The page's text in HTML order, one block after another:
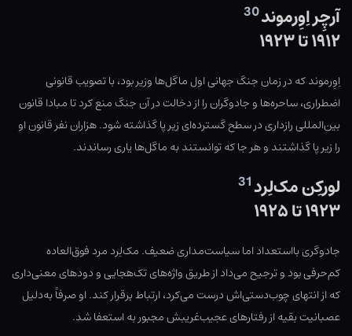
آرچِر اِوِرموند30
۱۹۱۲ تا ۱۹۲۳
اِوِرموند که در زمان جنگ جهانی اول ماگل‌ها وزیر بود، با تصویب قانونی
اضطراری، ساحره‌ها و جادوگران را از دخالت در آن جنگ منع کرد تا مبادا قانون
بین‌المللی رازداری در سطح گسترده‌ای زیر پا گذاشته شود. هزاران نفر قانون او
را زیر پا گذاشتند و هر جا که توانستند به ماگل‌ها یاری رساندند.
لورکِن مک‌لِرد31
۱۹۲۳ تا ۱۹۲۵
جادوگری بااستعداد اما سیاست‌مداری ضعیف. مک‌لِرد مرد فوق‌العاده
کم‌حرفی بود و ترجیح می‌داد از طریق واژه‌های تک‌هجایی و دودهای معنی‌داری
که از انتهای چوب‌دستی‌اش درست می‌کرد، ارتباط برقرار کند. او صرفاً به‌دلیل
عصبانیت بقیه از رفتارهای عجیب‌غریبش مجبور به استعفا شد.